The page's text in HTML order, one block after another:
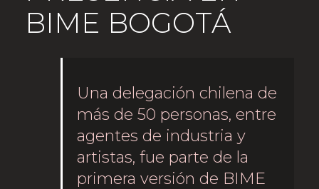
BIME BOGOTÁ
Una delegación chilena de
más de 50 personas, entre
agentes de industria y
artistas, fue parte de la
primera versión de BIME